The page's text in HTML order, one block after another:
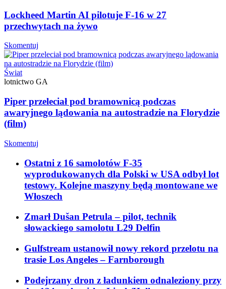
Lockheed Martin AI pilotuje F-16 w 27
przechwytach na żywo
Skomentuj
Świat
lotnictwo GA
Piper przeleciał pod bramownicą podczas
awaryjnego lądowania na autostradzie na Florydzie
(film)
Skomentuj
Ostatni z 16 samolotów F-35
wyprodukowanych dla Polski w USA odbył lot
testowy. Kolejne maszyny będą montowane we
Włoszech
Zmarł Dušan Petrula – pilot, technik
słowackiego samolotu L29 Delfin
Gulfstream ustanowił nowy rekord przelotu na
trasie Los Angeles – Farnborough
Podejrzany dron z ładunkiem odnaleziony przy